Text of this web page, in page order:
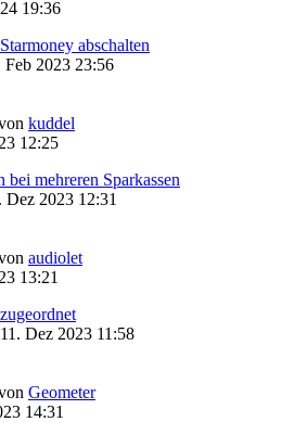
19:36
abschalten
2023 23:56
kuddel
12:25
bei mehreren Sparkassen
2023 12:31
audiolet
13:21
Dez 2023 11:58
Geometer
14:31